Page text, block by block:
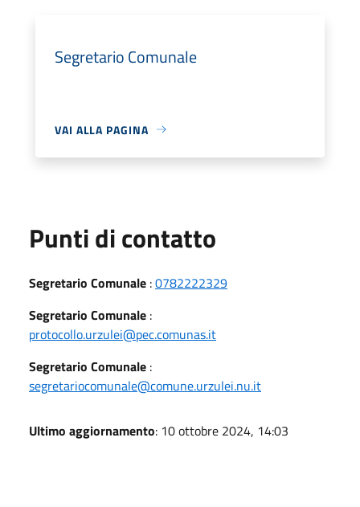
Segretario Comunale
VAI ALLA PAGINA
Punti di contatto
Segretario Comunale :0782222329
Segretario Comunale :
protocollo.urzulei@pec.comunas.it
Segretario Comunale :
segretariocomunale@comune.urzulei.nu.it
Ultimo aggiornamento: 10 ottobre 2024, 14:03